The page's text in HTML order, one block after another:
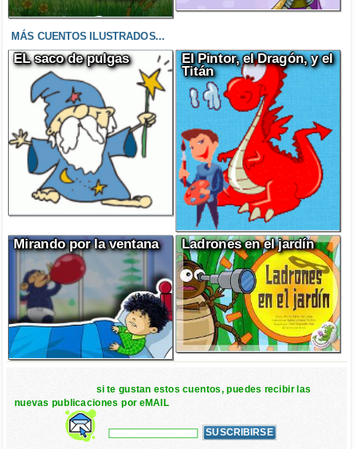
MÁS CUENTOS ILUSTRADOS...
EL saco de pulgas
El Pintor, el Dragón, y el
Titán
Mirando por la ventana Ladrones en el jardín
si te gustan estos cuentos, puedes recibir las
nuevas publicaciones por eMAIL